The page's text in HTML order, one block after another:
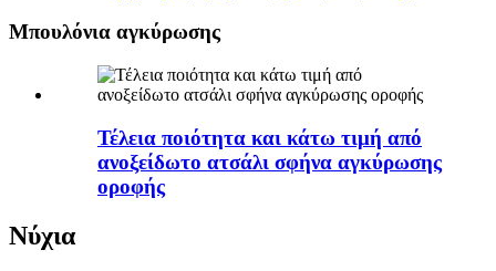
Μπουλόνια αγκύρωσης
Τέλεια ποιότητα και κάτω τιμή από
ανοξείδωτο ατσάλι σφήνα αγκύρωσης
οροφής
Νύχια